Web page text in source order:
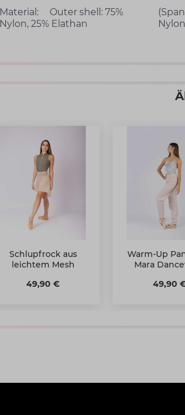
Material:
Outer shell: 75%
Nylon, 25% Elathan
(Spandex)Body lining: 85%
Nylon, 15% Elasthan
Schlupfrock aus
leichtem Mesh
49,90 €
Warm-Up
Mara
49,90